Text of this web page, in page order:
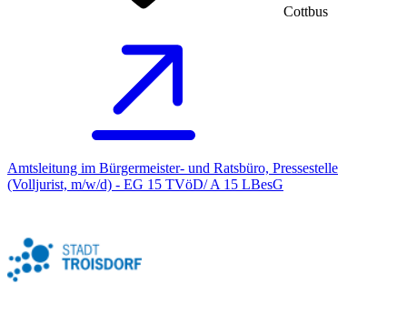
Cottbus
Amtsleitung im Bürgermeister- und Ratsbüro, Pressestelle
(Volljurist, m/w/d) - EG 15 TVöD/ A 15 LBesG